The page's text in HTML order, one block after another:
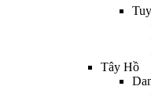
Tây Hồ